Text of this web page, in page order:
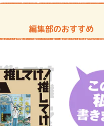
編集部のおすすめ